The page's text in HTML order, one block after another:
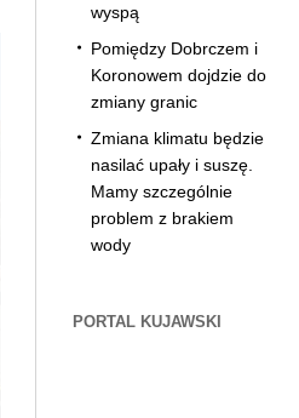
wyspą
Pomiędzy Dobrczem i
Koronowem dojdzie do
zmiany granic
Zmiana klimatu będzie
nasilać upały i suszę.
Mamy szczególnie
problem z brakiem
wody
PORTAL KUJAWSKI